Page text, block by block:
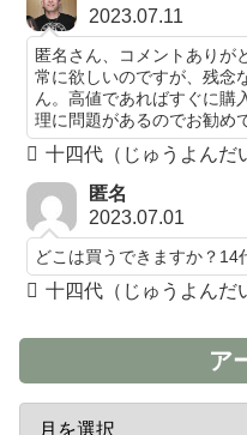
2023.07.11
匿名さん、コメントありが
常に欲しいのですが、残念
ん。高値であればすぐに購
理に問題があるのでお勧め
十四代（じゅうよんだ
匿名
2023.07.01
どこは買うできますか？14
十四代（じゅうよんだ
ア